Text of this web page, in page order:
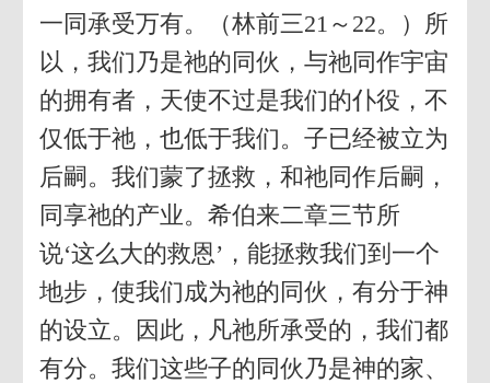
一同承受万有。（林前三21～22。）所
以，我们乃是祂的同伙，与祂同作宇宙
的拥有者，天使不过是我们的仆役，不
仅低于祂，也低于我们。子已经被立为
后嗣。我们蒙了拯救，和祂同作后嗣，
同享祂的产业。希伯来二章三节所
说‘这么大的救恩’，能拯救我们到一个
地步，使我们成为祂的同伙，有分于神
的设立。因此，凡祂所承受的，我们都
有分。我们这些子的同伙乃是神的家、